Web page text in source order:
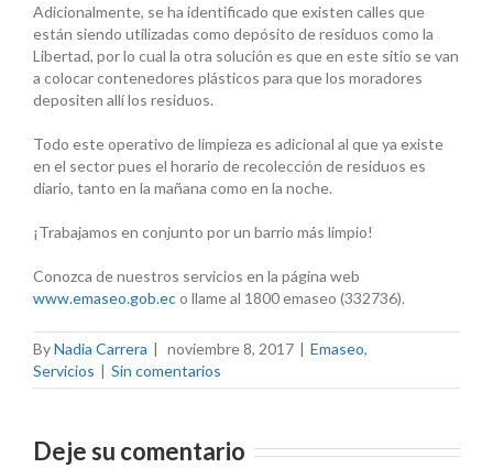
Adicionalmente, se ha identificado que existen calles que
están siendo utilizadas como depósito de residuos como la
Libertad, por lo cual la otra solución es que en este sitio se van
a colocar contenedores plásticos para que los moradores
depositen allí los residuos.
Todo este operativo de limpieza es adicional al que ya existe
en el sector pues el horario de recolección de residuos es
diario, tanto en la mañana como en la noche.
¡Trabajamos en conjunto por un barrio más limpio!
Conozca de nuestros servicios en la página web
www.emaseo.gob.eco llame al 1800 emaseo (332736).
ByNadia Carrera | noviembre 8, 2017 | Emaseo,
Servicios | Sin comentarios
Deje su comentario